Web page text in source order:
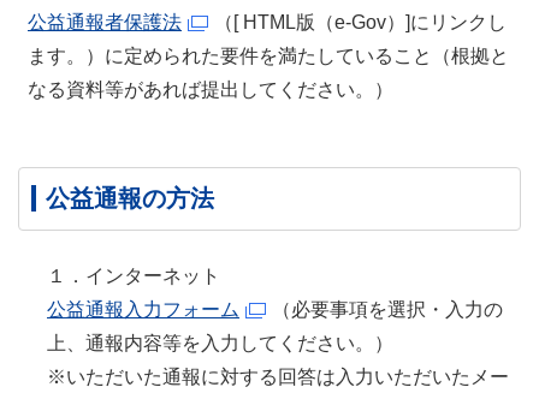
公益通報者保護法
（[ HTML版（e-Gov）]にリンクし
ます。）に定められた要件を満たしていること（根拠と
なる資料等があれば提出してください。）
公益通報の方法
１．インターネット
公益通報入力フォーム
（必要事項を選択・入力の
上、通報内容等を入力してください。）
※いただいた通報に対する回答は入力いただいたメー